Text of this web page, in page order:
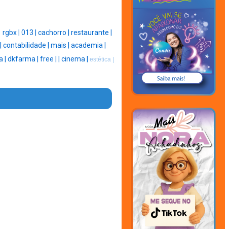
rgbx | 013 | cachorro | restaurante |
contabilidade | mais | academia |
| dkfarma | free | cinema | estética |